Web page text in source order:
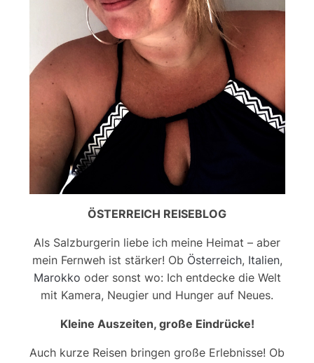
ÖSTERREICH REISEBLOG
Als Salzburgerin liebe ich meine Heimat – aber
mein Fernweh ist stärker! Ob Österreich, Italien,
Marokko oder sonst wo: Ich entdecke die Welt
mit Kamera, Neugier und Hunger auf Neues.
Kleine Auszeiten, große Eindrücke!
Auch kurze Reisen bringen große Erlebnisse! Ob